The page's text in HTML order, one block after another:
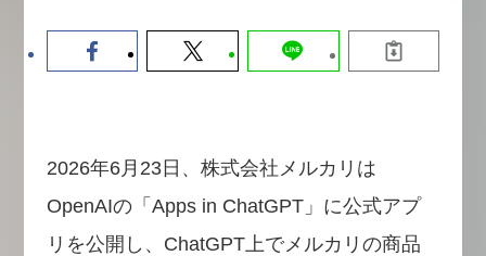
2026年6月23日、株式会社メルカリは
OpenAIの「Apps in ChatGPT」に公式アプ
リを公開し、ChatGPT上でメルカリの商品